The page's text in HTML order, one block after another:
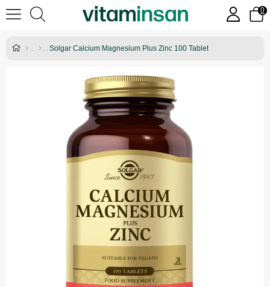
0
Solgar Calcium Magnesium Plus Zinc 100 Tablet